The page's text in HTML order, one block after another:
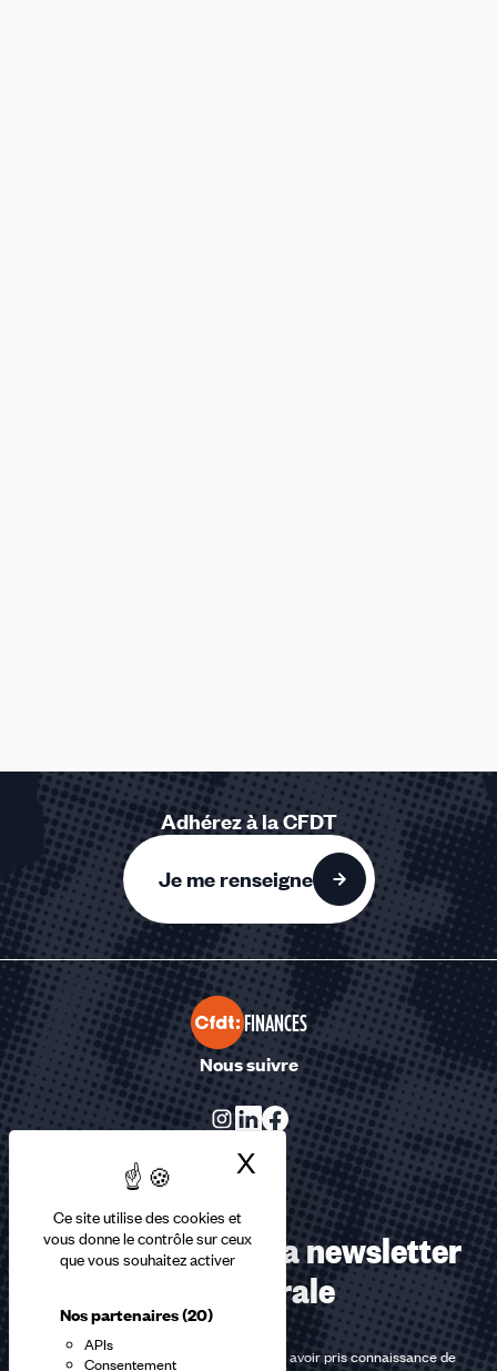
Ce site utilise des cookies et
vous donne le contrôle sur ceux
que vous souhaitez activer
Nos partenaires(20)
APIs
Consentement
X Masquer le
Adhérez à la CFDT
Je me renseigne
FINANCES
Nous suivre
Abonnez-vous à la newsletter
confédérale
En m'inscrivant à la newsletter, j'affirme avoir pris connaissance de